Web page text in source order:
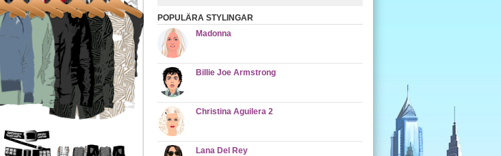
POPULÄRA STYLINGAR
Madonna
Billie Joe Armstrong
Christina Aguilera 2
Lana Del Rey